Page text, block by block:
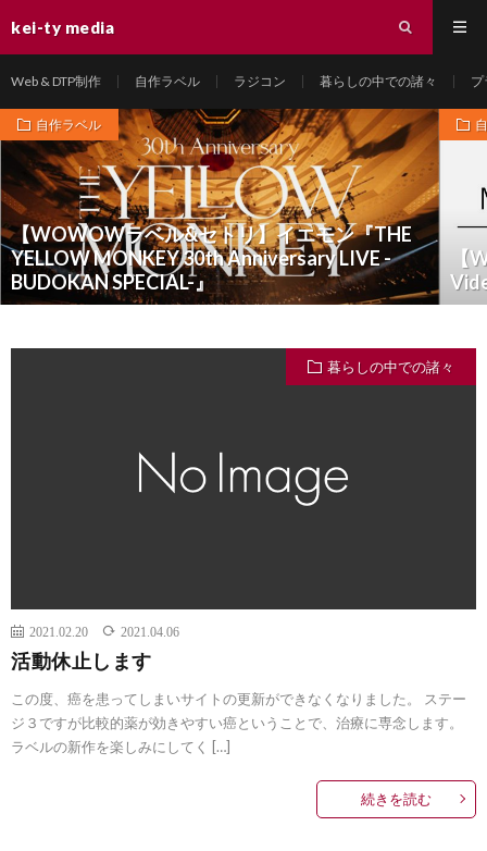
kei-ty media
Web & DTP制作 自作ラベル ラジコン 暮らしの中での諸々
自作ラベル
【WOWOWラベル&セトリ】イエモン『THE
YELLOW MONKEY 30th Anniversary LIVE -
BUDOKAN SPECIAL-』
【
暮らしの中での諸々
2021.02.20 2021.04.06
活動休止します
この度、癌を患ってしまいサイトの更新ができなくなりました。 ステー
ジ３ですが比較的薬が効きやすい癌ということで、治療に専念します。
ラベルの新作を楽しみにしてく […]
続きを読む